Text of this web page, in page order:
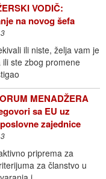
VODIČ:
na novog šefa
ili niste, želja vam je
ili ste zbog promene
MENADŽERA
sa EU uz
zajednice
priprema za
za članstvo u